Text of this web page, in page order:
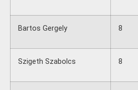
Bartos Gergely 8
Szigeth Szabolcs 8